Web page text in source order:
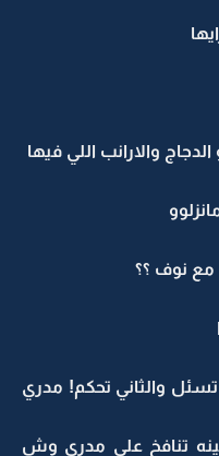
والارانب اللي فيها
مع نوف ؟؟
والثاني تحكم! مدري
تنافخ علي مدري وش